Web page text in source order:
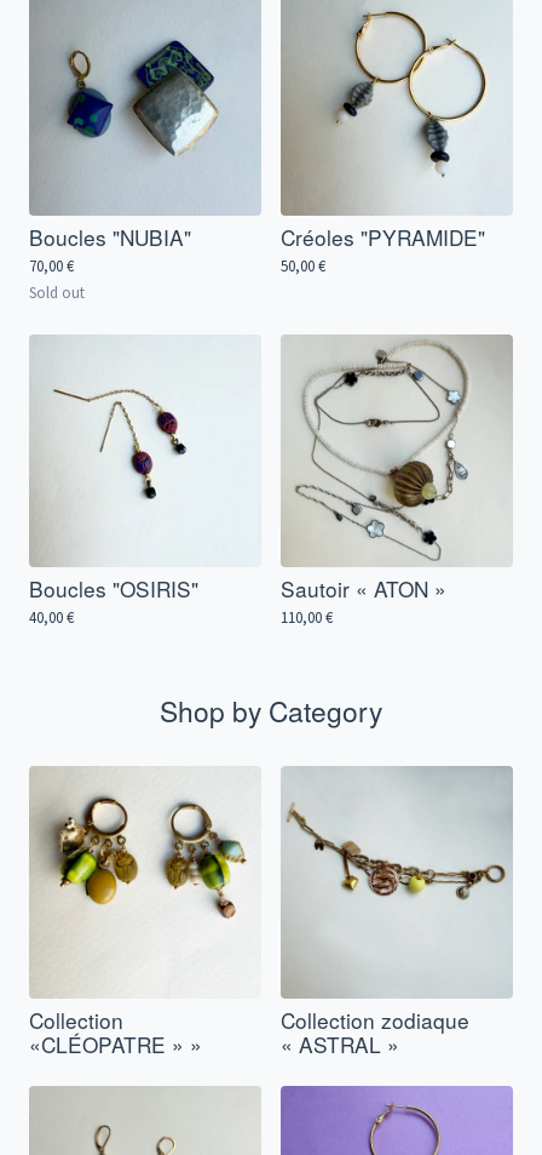
Boucles "NUBIA"
70,00€
Sold out
Créoles "PYRAMIDE"
50,00€
Boucles "OSIRIS"
40,00€
Sautoir « ATON »
110,00€
Shop by Category
Collection
«CLÉOPATRE » »
Collection zodiaque
« ASTRAL »